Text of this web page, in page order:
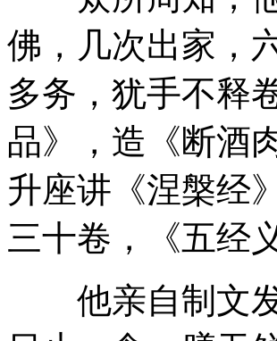
佛，几次出家，
多务，犹手不释
品》，造《断酒
升座讲《涅槃经
三十卷，《五经
他亲自制文发